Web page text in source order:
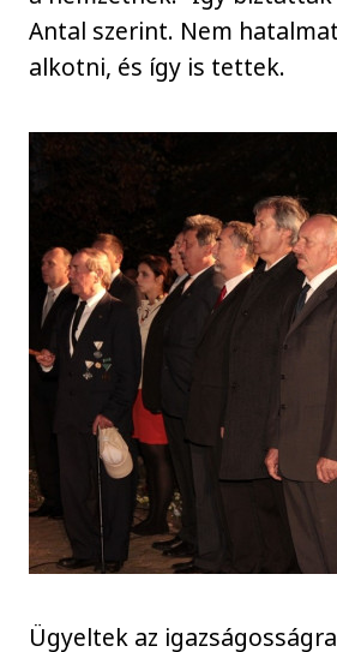
Antal szerint. Nem
alkotni, és így is tettek.
Ügyeltek az